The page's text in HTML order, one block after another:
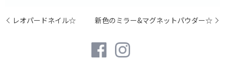
レオパードネイル☆ 新色のミラー&マグネットパウダー☆